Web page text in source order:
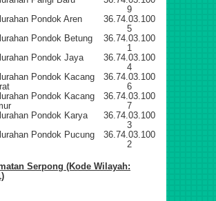
9
Pondok Aren
36.74.03.100
5
Pondok Betung
36.74.03.100
1
Pondok Jaya
36.74.03.100
4
Pondok Kacang
36.74.03.100
6
Pondok Kacang
36.74.03.100
7
Pondok Karya
36.74.03.100
3
Pondok Pucung
36.74.03.100
2
Serpong (Kode Wilayah: